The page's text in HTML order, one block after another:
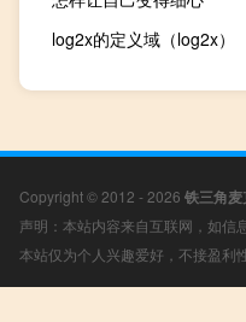
log2x的定义域（log2x）
Copyright © 2012 - 2026 铁三角
声明：本站内容来自互联网，如信
本站仅为个人兴趣爱好，不接盈利